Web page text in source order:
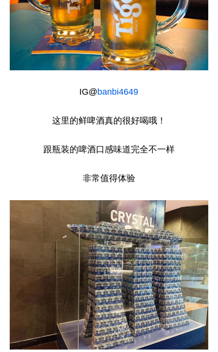
IG@banbi4649
这里的鲜啤酒真的很好喝哦！
跟瓶装的啤酒口感味道完全不一样
非常值得体验